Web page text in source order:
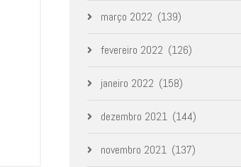
março 2022 (139)
fevereiro 2022 (126)
janeiro 2022 (158)
dezembro 2021 (144)
novembro 2021 (137)